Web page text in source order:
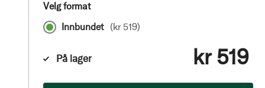
Velg format
Innbundet (kr 519)
På lager kr 519